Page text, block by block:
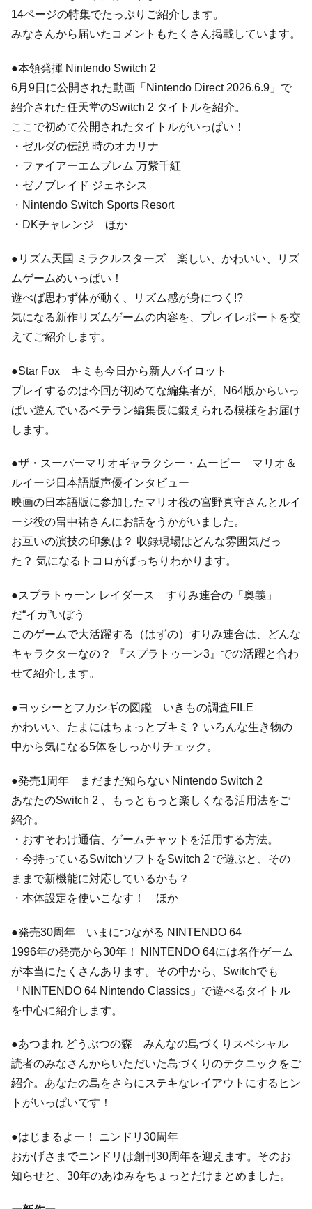
14ページの特集でたっぷりご紹介します。
みなさんから届いたコメントもたくさん掲載しています。
●本領発揮 Nintendo Switch 2
6月9日に公開された動画「Nintendo Direct 2026.6.9」で
紹介された任天堂のSwitch 2 タイトルを紹介。
ここで初めて公開されたタイトルがいっぱい！
・ゼルダの伝説 時のオカリナ
・ファイアーエムブレム 万紫千紅
・ゼノブレイド ジェネシス
・Nintendo Switch Sports Resort
・DKチャレンジ ほか
●リズム天国 ミラクルスターズ 楽しい、かわいい、リズ
ムゲームめいっぱい！
遊べば思わず体が動く、リズム感が身につく!?
気になる新作リズムゲームの内容を、プレイレポートを交
えてご紹介します。
●Star Fox キミも今日から新人パイロット
プレイするのは今回が初めてな編集者が、N64版からいっ
ぱい遊んでいるベテラン編集長に鍛えられる模様をお届け
します。
●ザ・スーパーマリオギャラクシー・ムービー マリオ＆
ルイージ日本語版声優インタビュー
映画の日本語版に参加したマリオ役の宮野真守さんとルイ
ージ役の畠中祐さんにお話をうかがいました。
お互いの演技の印象は？ 収録現場はどんな雰囲気だっ
た？ 気になるトコロがばっちりわかります。
●スプラトゥーン レイダース すりみ連合の「奥義」
だ“イカ”いぼう
このゲームで大活躍する（はずの）すりみ連合は、どんな
キャラクターなの？ 『スプラトゥーン3』での活躍と合わ
せて紹介します。
●ヨッシーとフカシギの図鑑 いきもの調査FILE
かわいい、たまにはちょっとブキミ？ いろんな生き物の
中から気になる5体をしっかりチェック。
●発売1周年 まだまだ知らない Nintendo Switch 2
あなたのSwitch 2 、もっともっと楽しくなる活用法をご
紹介。
・おすそわけ通信、ゲームチャットを活用する方法。
・今持っているSwitchソフトをSwitch 2 で遊ぶと、その
ままで新機能に対応しているかも？
・本体設定を使いこなす！ ほか
●発売30周年 いまにつながる NINTENDO 64
1996年の発売から30年！ NINTENDO 64には名作ゲーム
が本当にたくさんあります。その中から、Switchでも
「NINTENDO 64 Nintendo Classics」で遊べるタイトル
を中心に紹介します。
●あつまれ どうぶつの森 みんなの島づくりスペシャル
読者のみなさんからいただいた島づくりのテクニックをご
紹介。あなたの島をさらにステキなレイアウトにするヒン
トがいっぱいです！
●はじまるよー！ ニンドリ30周年
おかげさまでニンドリは創刊30周年を迎えます。そのお
知らせと、30年のあゆみをちょっとだけまとめました。